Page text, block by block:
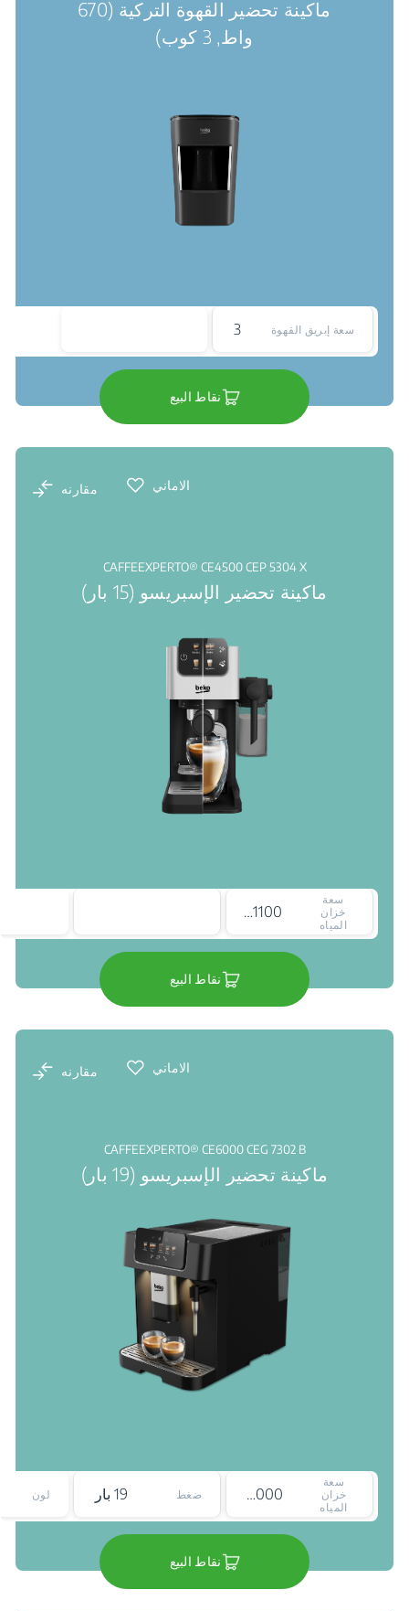
ماكينة تحضير القهوة التركية (670
واط, 3 كوب)
سعة إبريق القهوة 3
نقاط البيع
الاماني مقارنه
CAFFEEXPERTO® CE4500 CEP 5304 X
ماكينة تحضير الإسبريسو (15 بار)
سعة
خزان
المياه
1100 ملي لتر
نقاط البيع
الاماني مقارنه
CAFFEEXPERTO® CE6000 CEG 7302 B
ماكينة تحضير الإسبريسو (19 بار)
سعة
خزان
المياه
2000 ملي لتر ضغط 19 بار لون
نقاط البيع